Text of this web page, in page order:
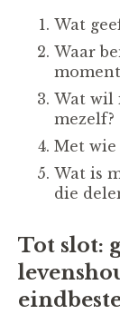
Wat
Waar
Wat wil
mezelf?
Met
Wat is
die
Tot slot: